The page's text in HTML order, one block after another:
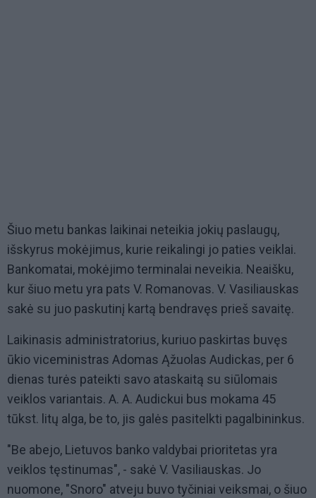
Šiuo metu bankas laikinai neteikia jokių paslaugų,
išskyrus mokėjimus, kurie reikalingi jo paties veiklai.
Bankomatai, mokėjimo terminalai neveikia. Neaišku,
kur šiuo metu yra pats V. Romanovas. V. Vasiliauskas
sakė su juo paskutinį kartą bendravęs prieš savaitę.
Laikinasis administratorius, kuriuo paskirtas buvęs
ūkio viceministras Adomas Ąžuolas Audickas, per 6
dienas turės pateikti savo ataskaitą su siūlomais
veiklos variantais. A. A. Audickui bus mokama 45
tūkst. litų alga, be to, jis galės pasitelkti pagalbininkus.
"Be abejo, Lietuvos banko valdybai prioritetas yra
veiklos tęstinumas", - sakė V. Vasiliauskas. Jo
nuomone, "Snoro" atveju buvo tyčiniai veiksmai, o šiuo